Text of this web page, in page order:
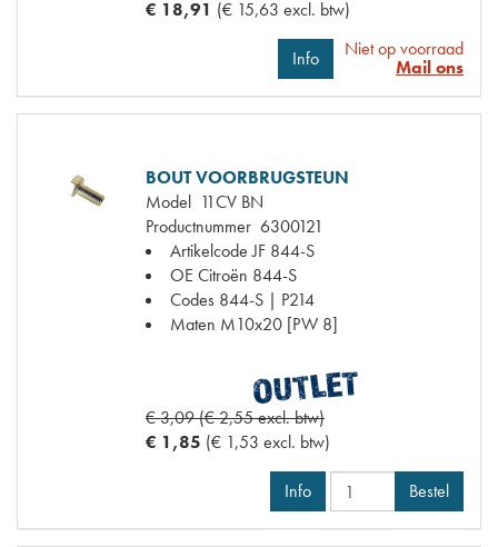
€ 18,91 (€ 15,63 excl. btw)
Info
Niet op voorraad
Mail ons
BOUT VOORBRUGSTEUN
Model 11CV BN
Productnummer 6300121
Artikelcode JF 844-S
OE Citroën 844-S
Codes 844-S | P214
Maten M10x20 [PW 8]
€ 3,09 (€ 2,55 excl. btw)
€ 1,85 (€ 1,53 excl. btw)
Info Bestel